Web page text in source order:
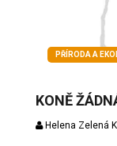
PŘÍRODA A
KONĚ
Helena Zelená